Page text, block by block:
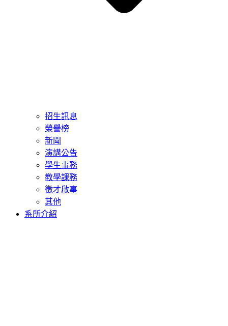
招生訊息
榮譽榜
新聞
演講公告
學生事務
教學課務
徵才啟事
其他
系所介紹